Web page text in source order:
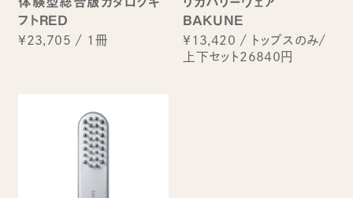
フトRED
¥23,705 / 1冊
BAKUNE
¥13,420 /
トップスのみ/
上下セット26840円